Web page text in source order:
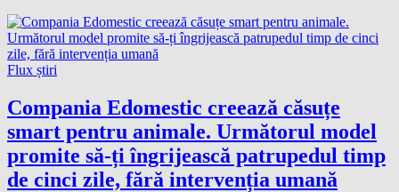
Flux știri
Compania Edomestic creează căsuțe
smart pentru animale. Următorul model
promite să-ți îngrijească patrupedul timp
de cinci zile, fără intervenția umană